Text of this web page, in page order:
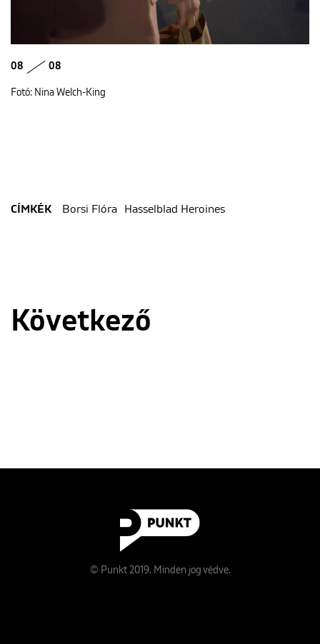
08 08
Fotó: Nina Welch-King
CÍMKÉK Borsi Flóra Hasselblad Heroines
Következő
© Punkt 2019. Minden jog védve.